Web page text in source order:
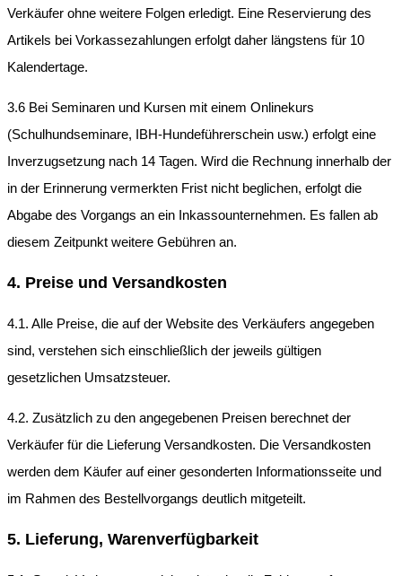
Verkäufer ohne weitere Folgen erledigt. Eine Reservierung des
Artikels bei Vorkassezahlungen erfolgt daher längstens für 10
Kalendertage.
3.6 Bei Seminaren und Kursen mit einem Onlinekurs
(Schulhundseminare, IBH-Hundeführerschein usw.) erfolgt eine
Inverzugsetzung nach 14 Tagen. Wird die Rechnung innerhalb der
in der Erinnerung vermerkten Frist nicht beglichen, erfolgt die
Abgabe des Vorgangs an ein Inkassounternehmen. Es fallen ab
diesem Zeitpunkt weitere Gebühren an.
4. Preise und Versandkosten
4.1. Alle Preise, die auf der Website des Verkäufers angegeben
sind, verstehen sich einschließlich der jeweils gültigen
gesetzlichen Umsatzsteuer.
4.2. Zusätzlich zu den angegebenen Preisen berechnet der
Verkäufer für die Lieferung Versandkosten. Die Versandkosten
werden dem Käufer auf einer gesonderten Informationsseite und
im Rahmen des Bestellvorgangs deutlich mitgeteilt.
5. Lieferung, Warenverfügbarkeit